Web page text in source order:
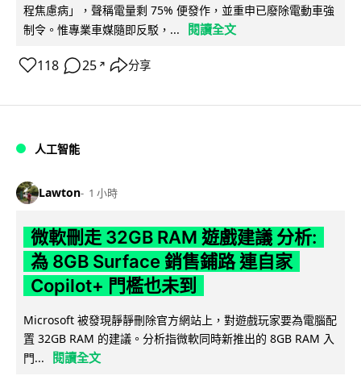
程焦慮病」，聲稱電量剩 75% 便發作，並重申已廢除電動車強
制令。惟專業車媒隨即反駁，...
閱讀全文
118 25 ↗ 分享
人工智能
Lawton 1 小時
微軟刪走 32GB RAM 遊戲建議 分析:
為 8GB Surface 銷售鋪路 連自家
Copilot+ 門檻也未到
Microsoft 被發現靜靜刪除官方網站上，對遊戲玩家要為電腦配
置 32GB RAM 的建議。分析指微軟同時新推出的 8GB RAM 入
門...
閱讀全文